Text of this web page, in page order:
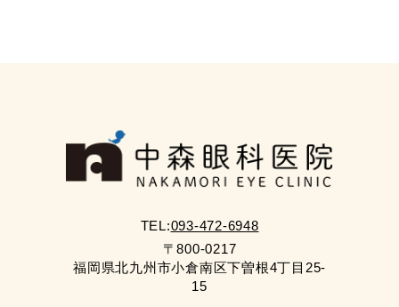
TEL:093-472-6948
〒800-0217
福岡県北九州市小倉南区下曽根4丁目25-
15